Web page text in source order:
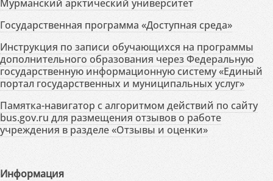
Мурманский арктический университет
Государственная программа «Доступная среда»
Инструкция по записи обучающихся на программы
дополнительного образования через Федеральную
государственную информационную систему «Единый
портал государственных и муниципальных услуг»
Памятка-навигатор с алгоритмом действий по сайту
bus.gov.ru для размещения отзывов о работе
учреждения в разделе «Отзывы и оценки»
Информация